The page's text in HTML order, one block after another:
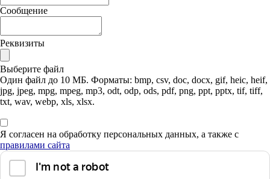
Сообщение
Реквизиты
Выберите файл
Один файл до 10 МБ. Форматы: bmp, csv, doc, docx, gif, heic, heif,
jpg, jpeg, mpg, mpeg, mp3, odt, odp, ods, pdf, png, ppt, pptx, tif, tiff,
txt, wav, webp, xls, xlsx.
Я согласен на обработку персональных данных, а также с
правилами сайта